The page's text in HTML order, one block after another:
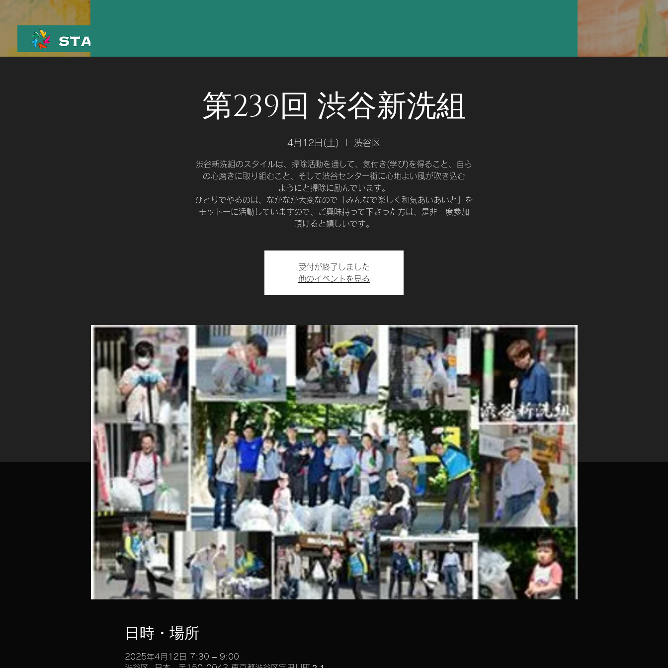
第239回 渋谷新洗組
4月12日(土) 渋谷区
渋谷新洗組のスタイルは、掃除活動を通して、気付き(学び)を得ること、自ら
の心磨きに取り組むこと、そして渋谷センター街に心地よい風が吹き込む
ようにと掃除に励んでいます。
ひとりでやるのは、なかなか大変なので「みんなで楽しく和気あいあいと」を
モットーに活動していますので、ご興味持って下さった方は、是非一度参加
頂けると嬉しいです。
受付が終了しました
他のイベントを見る
日時・場所
2025年4月12日 7:30 – 9:00